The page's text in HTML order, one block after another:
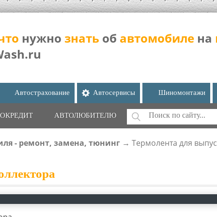
нужно знать об автомобиле на
Автострахование Автосервисы Шиномонтажи
АВТОЛЮБИТЕЛЮ
ФОРМА
Поиск
- ремонт, замена, тюнинг → Термолента для